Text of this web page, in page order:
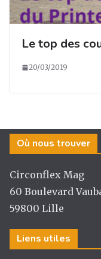
Le top des
20/03/2019
Où nous trouver
Circonflex Mag
60 Boulevard
59800 Lille
Liens utiles